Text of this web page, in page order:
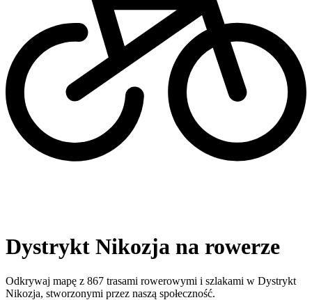
Dystrykt Nikozja na rowerze
Odkrywaj mapę z 867 trasami rowerowymi i szlakami w Dystrykt
Nikozja, stworzonymi przez naszą społeczność.